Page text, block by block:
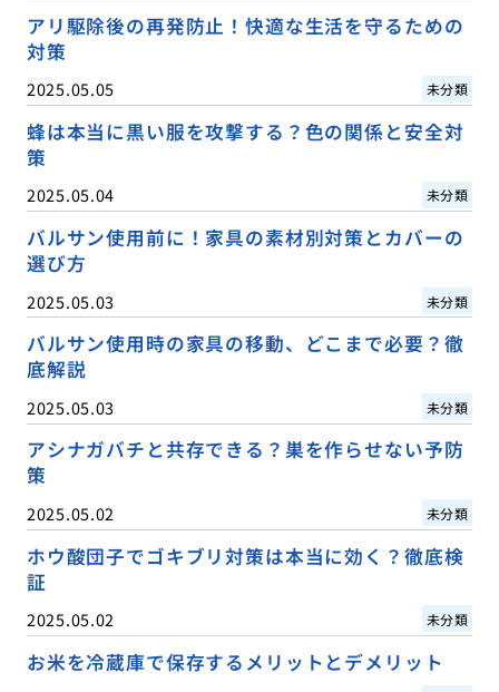
アリ駆除後の再発防止！快適な生活を守るための
対策
2025.05.05 未分類
蜂は本当に黒い服を攻撃する？色の関係と安全対
策
2025.05.04 未分類
バルサン使用前に！家具の素材別対策とカバーの
選び方
2025.05.03 未分類
バルサン使用時の家具の移動、どこまで必要？徹
底解説
2025.05.03 未分類
アシナガバチと共存できる？巣を作らせない予防
策
2025.05.02 未分類
ホウ酸団子でゴキブリ対策は本当に効く？徹底検
証
2025.05.02 未分類
お米を冷蔵庫で保存するメリットとデメリット